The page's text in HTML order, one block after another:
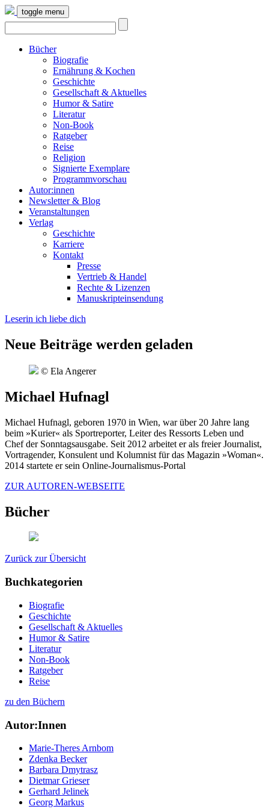
toggle menu
Bücher
Biografie
Ernährung & Kochen
Geschichte
Gesellschaft & Aktuelles
Humor & Satire
Literatur
Non-Book
Ratgeber
Reise
Religion
Signierte Exemplare
Programmvorschau
Autor:innen
Newsletter & Blog
Veranstaltungen
Verlag
Geschichte
Karriere
Kontakt
Presse
Vertrieb & Handel
Rechte & Lizenzen
Manuskripteinsendung
Leserin ich liebe dich
Neue Beiträge werden geladen
© Ela Angerer
Michael Hufnagl
Michael Hufnagl, geboren 1970 in Wien, war über 20 Jahre lang
beim »Kurier« als Sportreporter, Leiter des Ressorts Leben und
Chef der Sonntagsausgabe. Seit 2012 arbeitet er als freier Journalist,
Vortragender, Konsulent und Kolumnist für das Magazin »Woman«.
2014 startete er sein Online-Journalismus-Portal
ZUR AUTOREN-WEBSEITE
Bücher
Zurück zur Übersicht
Buchkategorien
Biografie
Geschichte
Gesellschaft & Aktuelles
Humor & Satire
Literatur
Non-Book
Ratgeber
Reise
zu den Büchern
Autor:Innen
Marie-Theres Arnbom
Zdenka Becker
Barbara Dmytrasz
Dietmar Grieser
Gerhard Jelinek
Georg Markus